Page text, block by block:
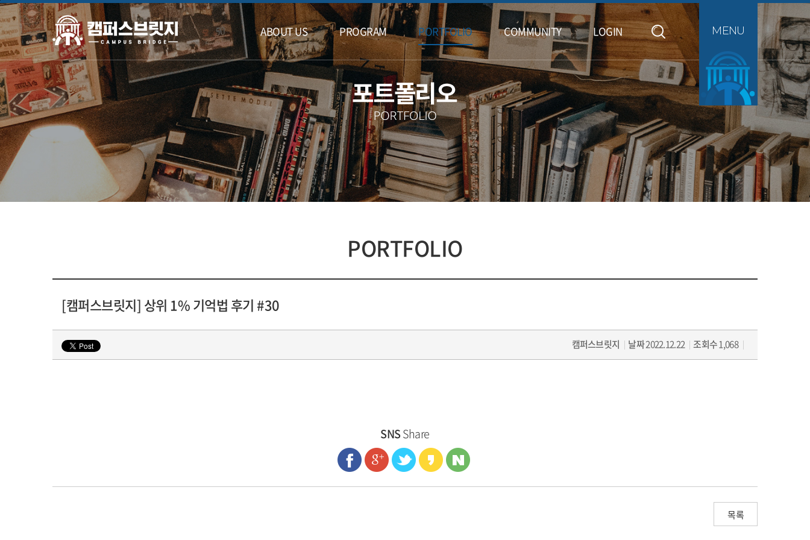
본문바로가기
ABOUT US PROGRAM PORTFOLIO COMMUNITY LOGIN
PORTFOLIO
[캠퍼스브릿지] 상위 1% 기억법 후기 #30
캠퍼스브릿지 날짜2022.12.22 조회수1,068
SNSShare
목록